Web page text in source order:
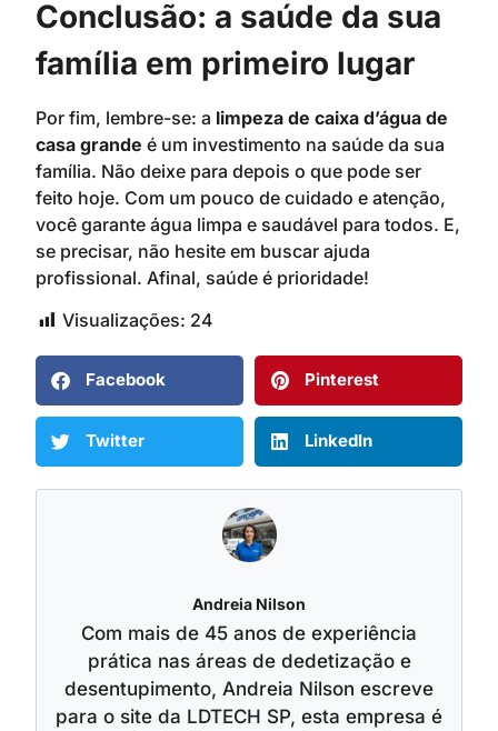
Conclusão: a saúde da sua
família em primeiro lugar
Por fim, lembre-se: a limpeza de caixa d’água de
casa grande é um investimento na saúde da sua
família. Não deixe para depois o que pode ser
feito hoje. Com um pouco de cuidado e atenção,
você garante água limpa e saudável para todos. E,
se precisar, não hesite em buscar ajuda
profissional. Afinal, saúde é prioridade!
Visualizações: 24
Facebook Pinterest
Twitter LinkedIn
Andreia Nilson
Com mais de 45 anos de experiência
prática nas áreas de dedetização e
desentupimento, Andreia Nilson escreve
para o site da LDTECH SP, esta empresa é